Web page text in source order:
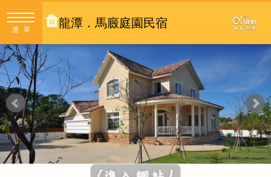
選單 龍潭．馬廄庭園民宿